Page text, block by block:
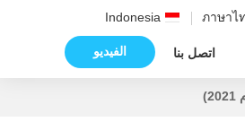
ภาษาไ
Indonesia
اتصل بنا الفيديو